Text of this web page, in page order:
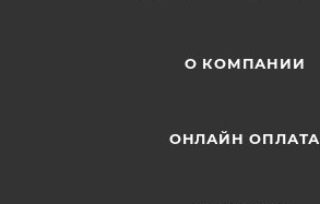
О КОМПАНИИ
ОНЛАЙН ОПЛАТА